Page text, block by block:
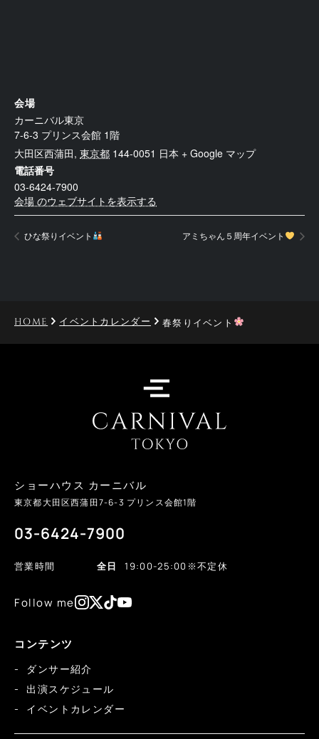
会場
カーニバル東京
7-6-3 プリンス会館 1階
大田区西蒲田, 東京都 144-0051 日本 + Google マップ
電話番号
03-6424-7900
会場 のウェブサイトを表示する
ひな祭りイベント アミちゃん５周年イベント
HOME イベントカレンダー 春祭りイベント
ショーハウス カーニバル
東京都大田区西蒲田7-6-3 プリンス会館1階
03-6424-7900
営業時間 全日 19:00-25:00 ※不定休
Follow me
コンテンツ
ダンサー紹介
出演スケジュール
イベントカレンダー